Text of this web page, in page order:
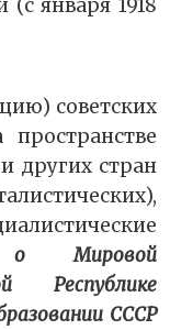
(с января 1918
советских
других стран
о Мировой
Республике
СССР